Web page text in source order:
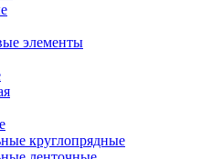
элементы
круглопрядные